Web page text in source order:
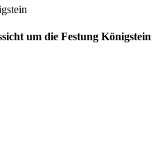
um die Festung Königstein